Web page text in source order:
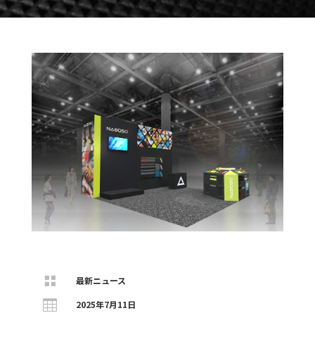
 最新ニュース
 2025年7月11日